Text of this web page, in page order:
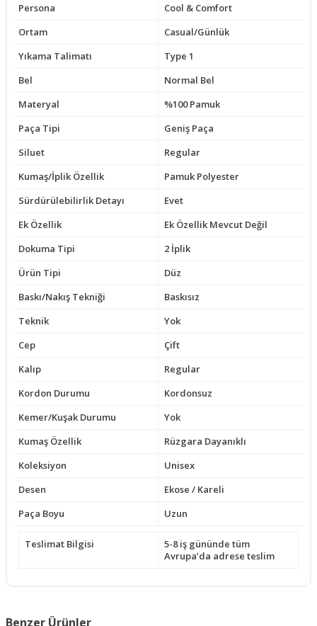
Persona
Cool & Comfort
Ortam
Casual/Günlük
Yıkama Talimatı
Type 1
Bel
Normal Bel
Materyal
%100 Pamuk
Paça Tipi
Geniş Paça
Siluet
Regular
Kumaş/İplik Özellik
Pamuk Polyester
Sürdürülebilirlik Detayı
Evet
Ek Özellik
Ek Özellik Mevcut Değil
Dokuma Tipi
2 İplik
Ürün Tipi
Düz
Baskı/Nakış Tekniği
Baskısız
Teknik
Yok
Cep
Çift
Kalıp
Regular
Kordon Durumu
Kordonsuz
Kemer/Kuşak Durumu
Yok
Kumaş Özellik
Rüzgara Dayanıklı
Koleksiyon
Unisex
Desen
Ekose / Kareli
Paça Boyu
Uzun
Teslimat Bilgisi
5-8 iş gününde tüm
Avrupa’da adrese teslim
Benzer Ürünler